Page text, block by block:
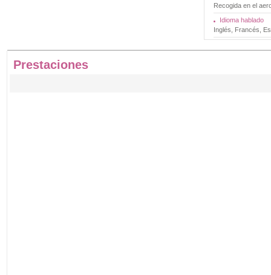
Recogida en el
Idioma hablado
Inglés, Francés,
Prestaciones